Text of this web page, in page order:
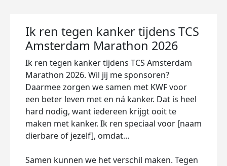
Ik ren tegen kanker tijdens TCS
Amsterdam Marathon 2026
Ik ren tegen kanker tijdens TCS Amsterdam
Marathon 2026. Wil jij me sponsoren?
Daarmee zorgen we samen met KWF voor
een beter leven met en ná kanker. Dat is heel
hard nodig, want iedereen krijgt ooit te
maken met kanker. Ik ren speciaal voor [naam
dierbare of jezelf], omdat…
Samen kunnen we het verschil maken. Tegen